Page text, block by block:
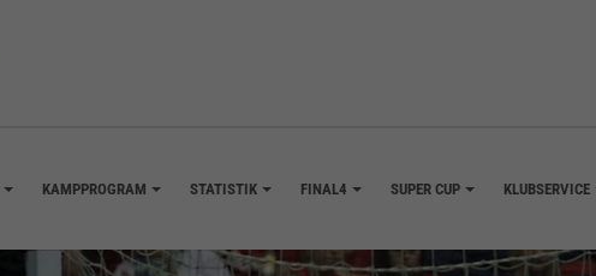
KAMPPROGRAM STATISTIK FINAL4 SUPER CUP KLUBSERVICE